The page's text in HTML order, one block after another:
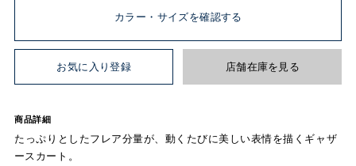
カラー・サイズを確認する
お気に入り登録 店舗在庫を見る
商品詳細
たっぷりとしたフレア分量が、動くたびに美しい表情を描くギャザ
ースカート。